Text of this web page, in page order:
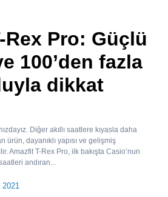
Rex Pro: Güçlü
100’den fazla
dikkat
Diğer akıllı saatlere kıyasla daha
ürün, dayanıklı yapısı ve gelişmiş
Amazfit T-Rex Pro, ilk bakışta Casio’nun
andıran...